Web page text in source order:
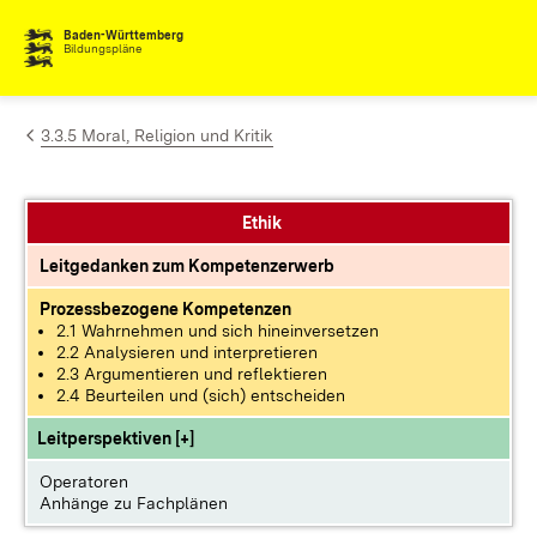
Zum Inhalt springen
Baden-Württemberg
Bildungspläne
3.3.5 Moral, Religion und Kritik
Ethik
Leitgedanken zum Kompetenzerwerb
Prozessbezogene Kompetenzen
2.1 Wahrnehmen und sich hineinversetzen
2.2 Analysieren und interpretieren
2.3 Argumentieren und reflektieren
2.4 Beurteilen und (sich) entscheiden
Leitperspektiven [+]
Operatoren
Anhänge zu Fachplänen